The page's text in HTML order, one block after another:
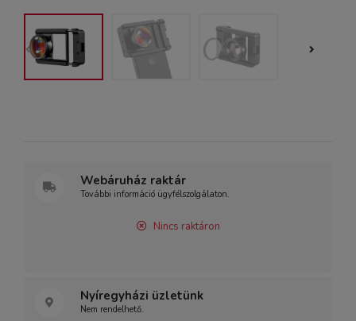
Webáruház raktár
További információ ügyfélszolgálaton.
Nincs raktáron
Nyíregyházi üzletünk
Nem rendelhető.